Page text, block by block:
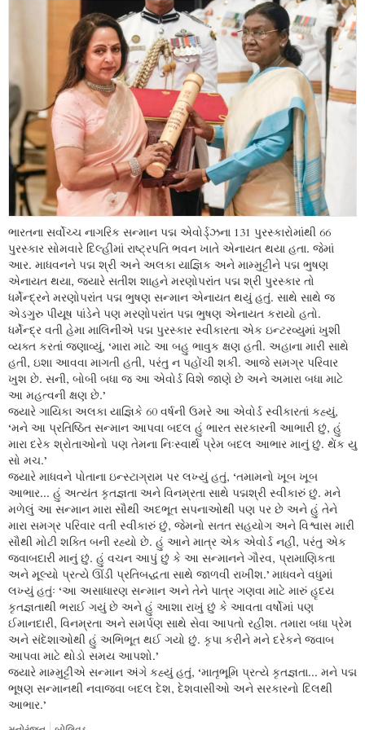
ભારતના સર્વોચ્ચ નાગરિક સન્માન પદ્મ એવોર્ડ્ઝના 131 પુરસ્કારોમાંથી 66
પુરસ્કાર સોમવારે દિલ્હીમાં રાષ્ટ્રપતિ ભવન ખાતે એનાયત થયા હતા. જેમાં
આર. માધવનને પદ્મ શ્રી અને અલકા યાજ્ઞિક અને મામ્મુટ્ટીને પદ્મ ભુષણ
એનાયત થયા, જ્યારે સતીશ શાહને મરણોપરાંત પદ્મ શ્રી પુરસ્કાર તો
ધર્મેન્દ્રને મરણોપરાંત પદ્મ ભુષણ સન્માન એનાયત થયું હતું. સાથે સાથે જ
એડગુરુ પીયૂષ પાંડેને પણ મરણોપરાંત પદ્મ ભુષણ એનાયત કરાયો હતો.
ધર્મેન્દ્ર વતી હેમા માલિનીએ પદ્મ પુરસ્કાર સ્વીકારતા એક ઇન્ટરવ્યુમાં ખુશી
વ્યક્ત કરતાં જણાવ્યું, ‘મારા માટે આ બહુ ભાવુક ક્ષણ હતી. અહાના મારી સાથે
હતી, ઇશા આવવા માગતી હતી, પરંતુ ન પહોંચી શકી. આજે સમગ્ર પરિવાર
ખુશ છે. સની, બોબી બધા જ આ એવોર્ડ વિશે જાણે છે અને અમારા બધા માટે
આ મહત્વની ક્ષણ છે.’
જ્યારે ગાયિકા અલકા યાજ્ઞિકે 60 વર્ષની ઉમરે આ એવોર્ડ સ્વીકારતાં કહ્યું,
‘મને આ પ્રતિષ્ઠિત સન્માન આપવા બદલ હું ભારત સરકારની આભારી છું, હું
મારા દરેક શ્રોતાઓનો પણ તેમના નિઃસ્વાર્થ પ્રેમ બદલ આભાર માનું છું. થેંક યુ
સો મચ.’
જ્યારે માધવને પોતાના ઇન્સ્ટાગ્રામ પર લખ્યું હતું, ‘તમામનો ખૂબ ખૂબ
આભાર... હું અત્યંત કૃતજ્ઞતા અને વિનમ્રતા સાથે પદ્મશ્રી સ્વીકારું છું. મને
મળેલું આ સન્માન મારા સૌથી અદભૂત સપનાઓથી પણ પર છે અને હું તેને
મારા સમગ્ર પરિવાર વતી સ્વીકારું છું, જેમનો સતત સહયોગ અને વિશ્વાસ મારી
સૌથી મોટી શક્તિ બની રહ્યો છે. હું આને માત્ર એક એવોર્ડ નહીં, પરંતુ એક
જવાબદારી માનું છું. હું વચન આપું છું કે આ સન્માનને ગૌરવ, પ્રામાણિકતા
અને મૂલ્યો પ્રત્યે ઊંડી પ્રતિબદ્ધતા સાથે જાળવી રાખીશ.’ માધવને વધુમાં
લખ્યું હતુંઃ ‘આ અસાધારણ સન્માન અને તેને પાત્ર ગણવા માટે મારું હૃદય
કૃતજ્ઞતાથી ભરાઈ ગયું છે અને હું આશા રાખું છું કે આવતા વર્ષોમાં પણ
ઈમાનદારી, વિનમ્રતા અને સમર્પણ સાથે સેવા આપતો રહીશ. તમારા બધા પ્રેમ
અને સંદેશાઓથી હું અભિભૂત થઈ ગયો છું. કૃપા કરીને મને દરેકને જવાબ
આપવા માટે થોડો સમય આપશો.’
જ્યારે મામ્મુટ્ટીએ સન્માન અંગે કહ્યું હતું, ‘માતૃભૂમિ પ્રત્યે કૃતજ્ઞતા... મને પદ્મ
ભૂષણ સન્માનથી નવાજવા બદલ દેશ, દેશવાસીઓ અને સરકારનો દિલથી
આભાર.’